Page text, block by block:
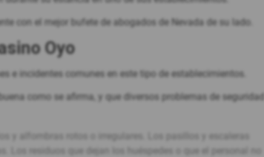
con el mejor bufete de abogados de Nevada de su lado.
Oyo
e incidentes comunes en este tipo de establecimientos.
como se afirma, y que diversos problemas de seguridad
y alfombras rotos o irregulares. Los pasillos y escaleras
Los residuos que dejan los huéspedes o que el personal no